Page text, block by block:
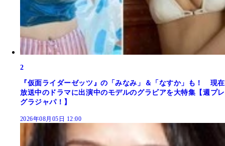
2
『仮面ライダーゼッツ』の「みなみ」＆「なすか」も！ 現在
放送中のドラマに出演中のモデルのグラビアを大特集【週プレ
グラジャパ！】
2026年08月05日 12:00